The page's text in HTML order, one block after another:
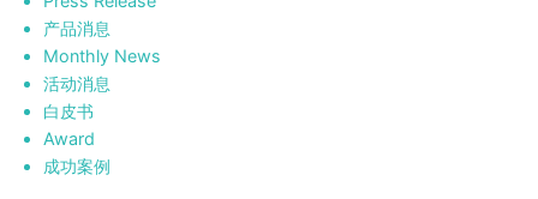
产品消息
Monthly News
活动消息
白皮书
Award
成功案例